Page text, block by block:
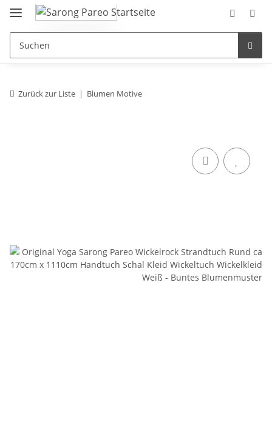
Zurück zur Liste Blumen Motive